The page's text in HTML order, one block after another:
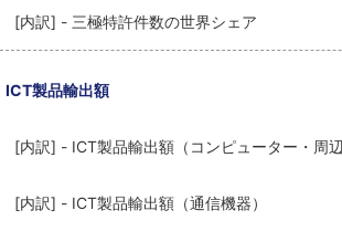
[内訳] - 三極特許件数の世界シェア
ICT製品輸出額
[内訳] - ICT製品輸出額（コンピューター・周辺
[内訳] - ICT製品輸出額（通信機器）